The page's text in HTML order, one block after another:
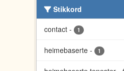
Stikkord
contact - 1
heimebaserte - 1